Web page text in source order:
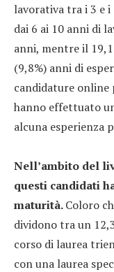
lavorativa tra i 3 e i
dai 6 ai 10 anni di
anni, mentre il
(9,8%) anni di
candidature online
hanno effettuato
alcuna esperienza
Nell’ambito del
questi candidati
maturità.Coloro
dividono tra un
corso di laurea
con una laurea